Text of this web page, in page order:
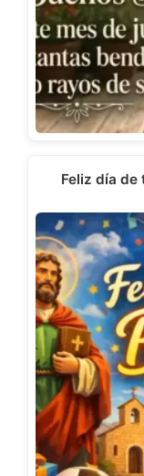
Feliz día de